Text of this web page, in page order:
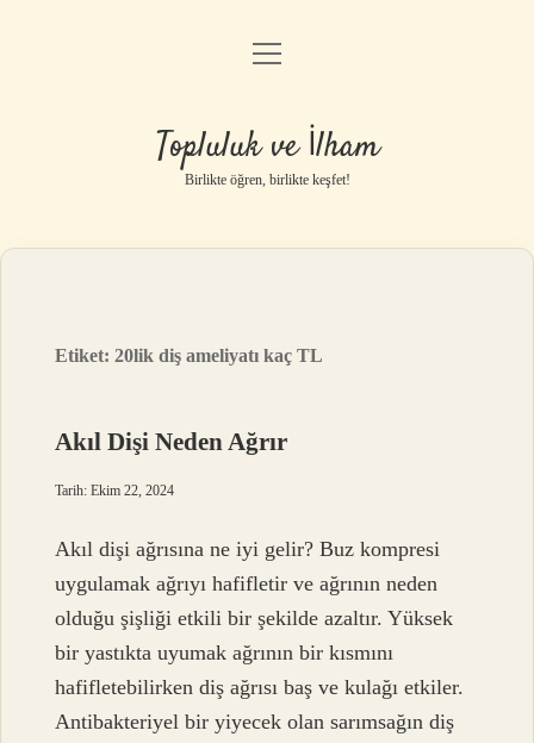
Anasayfa
Gizlilik Politikası
Yasal Uyarı
menüyü
Topluluk ve İlham
Birlikte öğren, birlikte keşfet!
Etiket:20lik diş ameliyatı kaç TL
Akıl Dişi Neden Ağrır
Tarih: Ekim 22, 2024
Akıl dişi ağrısına ne iyi gelir? Buz kompresi
uygulamak ağrıyı hafifletir ve ağrının neden
olduğu şişliği etkili bir şekilde azaltır. Yüksek
bir yastıkta uyumak ağrının bir kısmını
hafifletebilirken diş ağrısı baş ve kulağı etkiler.
Antibakteriyel bir yiyecek olan sarımsağın diş